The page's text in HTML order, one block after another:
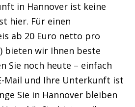
in Hannover ist keine
hier. Für einen
ab 20 Euro netto pro
bieten wir Ihnen beste
Sie noch heute – einfach
Mail und Ihre Unterkunft ist
Sie in Hannover bleiben